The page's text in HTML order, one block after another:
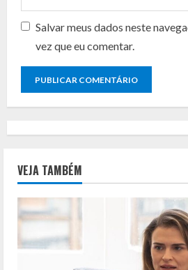
Salvar meus dados neste
vez que eu comentar.
VEJA TAMBÉM